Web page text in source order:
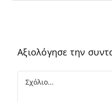
Αξιολόγησε την
Comment